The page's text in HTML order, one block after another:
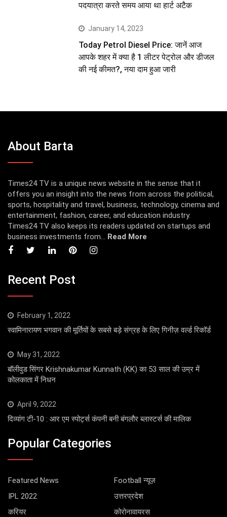
पदयात्रा करते समय आया था हार्ट अटैक
January 14, 2023
Today Petrol Diesel Price: जानें आज
आपके शहर में क्या है 1 लीटर पेट्रोल और डीजल
की नई कीमत?, नया दाम हुआ जारी
About Barta
Times24 TV is a unique news website in the sense that it
offers you an insight into the news from across the political,
sports, hospitality and travel, business, technology, cinema and
entertainment, fashion, career, and education industry.
Times24 TV also keeps its readers updated on startups and
business investments from... Read More
Recent Post
February 1, 2022
स्वामिनारायण भगवान की मूर्तियों के सबसे बड़े संग्रह के लिए गिनीज़ वर्ल्ड रिकॉर्ड
May 31, 2022
बॉलीवुड सिंगर Krishnakumar Kunnath (KK) का 53 साल की उम्र में
कोलकाता में निधन
April 9, 2022
दिव्यांग टी-10 : आर एम स्पोर्ट्स कंपनी बनी बंगलौर ब्लास्टर्स की मालिक
Popular Categories
Featured News
Football न्यूज़
IPL 2022
उत्तरप्रदेश
करियर
कोरोनावायरस